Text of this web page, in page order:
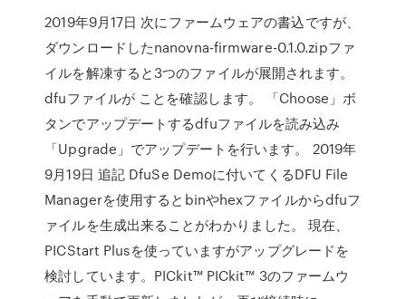
2019年9月17日 次にファームウェアの書込ですが、
ダウンロードしたnanovna-firmware-0.1.0.zipファ
イルを解凍すると3つのファイルが展開されます。
dfuファイルが ことを確認します。 「Choose」ボ
タンでアップデートするdfuファイルを読み込み
「Upgrade」でアップデートを行います。 2019年
9月19日 追記 DfuSe Demoに付いてくるDFU File
Managerを使用するとbinやhexファイルからdfuフ
ァイルを生成出来ることがわかりました。 現在、
PICStart Plusを使っていますがアップグレードを
検討しています。PICkit™ PICkit™ 3のファームウ